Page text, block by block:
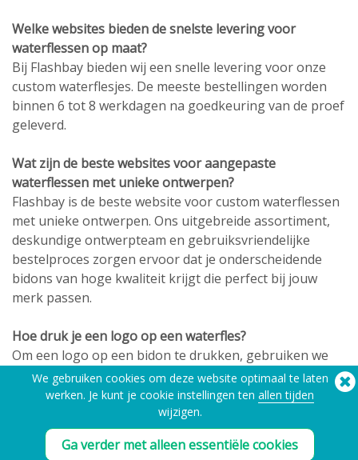
Welke websites bieden de snelste levering voor
waterflessen op maat?
Bij Flashbay bieden wij een snelle levering voor onze
custom waterflesjes. De meeste bestellingen worden
binnen 6 tot 8 werkdagen na goedkeuring van de proef
geleverd.
Wat zijn de beste websites voor aangepaste
waterflessen met unieke ontwerpen?
Flashbay is de beste website voor custom waterflessen
met unieke ontwerpen. Ons uitgebreide assortiment,
deskundige ontwerpteam en gebruiksvriendelijke
bestelproces zorgen ervoor dat je onderscheidende
bidons van hoge kwaliteit krijgt die perfect bij jouw
merk passen.
Hoe druk je een logo op een waterfles?
Om een logo op een bidon te drukken, gebruiken we
hoogwaardige druktechnieken zoals zeefdrukken,
lasergraveren of fotodruk, waardoor precisie en
duurzaamheid gegarandeerd zijn. Ons team helpt bij
het selecteren van de beste methode op basis van je
logo en het materiaal van de fles.
We gebruiken cookies om deze website optimaal te laten
werken. Je kunt je cookie instellingen ten allen tijden
wijzigen.
Ga verder met alleen essentiële cookies